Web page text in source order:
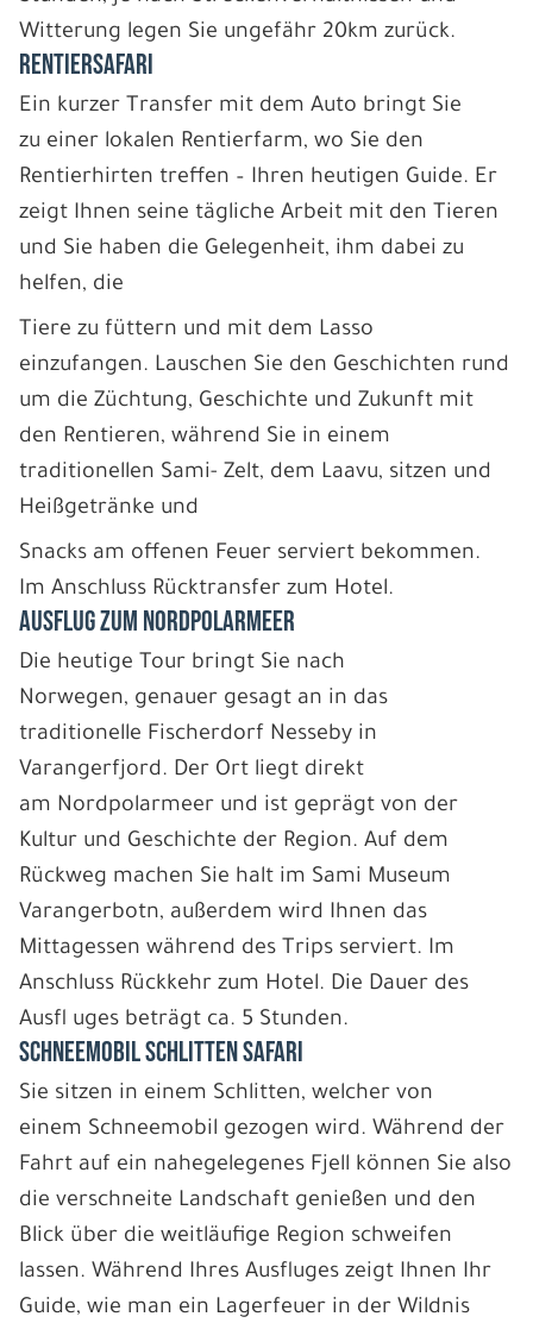
Witterung legen Sie ungefähr 20km zurück.
RENTIERSAFARI
Ein kurzer Transfer mit dem Auto bringt Sie
zu einer lokalen Rentierfarm, wo Sie den
Rentierhirten treffen – Ihren heutigen Guide. Er
zeigt Ihnen seine tägliche Arbeit mit den Tieren
und Sie haben die Gelegenheit, ihm dabei zu
helfen, die
Tiere zu füttern und mit dem Lasso
einzufangen. Lauschen Sie den Geschichten rund
um die Züchtung, Geschichte und Zukunft mit
den Rentieren, während Sie in einem
traditionellen Sami- Zelt, dem Laavu, sitzen und
Heißgetränke und
Snacks am offenen Feuer serviert bekommen.
Im Anschluss Rücktransfer zum Hotel.
AUSFLUG ZUM NORDPOLARMEER
Die heutige Tour bringt Sie nach
Norwegen, genauer gesagt an in das
traditionelle Fischerdorf Nesseby in
Varangerfjord. Der Ort liegt direkt
am Nordpolarmeer und ist geprägt von der
Kultur und Geschichte der Region. Auf dem
Rückweg machen Sie halt im Sami Museum
Varangerbotn, außerdem wird Ihnen das
Mittagessen während des Trips serviert. Im
Anschluss Rückkehr zum Hotel. Die Dauer des
Ausfl uges beträgt ca. 5 Stunden.
SCHNEEMOBIL SCHLITTEN SAFARI
Sie sitzen in einem Schlitten, welcher von
einem Schneemobil gezogen wird. Während der
Fahrt auf ein nahegelegenes Fjell können Sie also
die verschneite Landschaft genießen und den
Blick über die weitläufige Region schweifen
lassen. Während Ihres Ausfluges zeigt Ihnen Ihr
Guide, wie man ein Lagerfeuer in der Wildnis